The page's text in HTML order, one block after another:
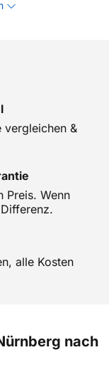
vergleichen &
Preis. Wenn
alle Kosten
nach